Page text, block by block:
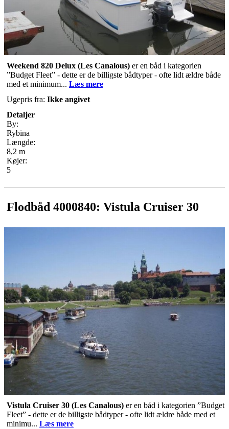
Weekend 820 Delux (Les Canalous) er en båd i kategorien
”Budget Fleet” - dette er de billigste bådtyper - ofte lidt ældre både
med et minimum... Læs mere
Ugepris fra: Ikke angivet
Detaljer
By:
Rybina
Længde:
8,2 m
Køjer:
5
Flodbåd 4000840: Vistula Cruiser 30
Vistula Cruiser 30 (Les Canalous) er en båd i kategorien ”Budget
Fleet” - dette er de billigste bådtyper - ofte lidt ældre både med et
minimu... Læs mere